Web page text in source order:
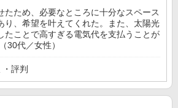
たため、必要なところに十分なスペース
り、希望を叶えてくれた。また、太陽光
たことで高すぎる電気代を支払うことが
30代／女性）
評判